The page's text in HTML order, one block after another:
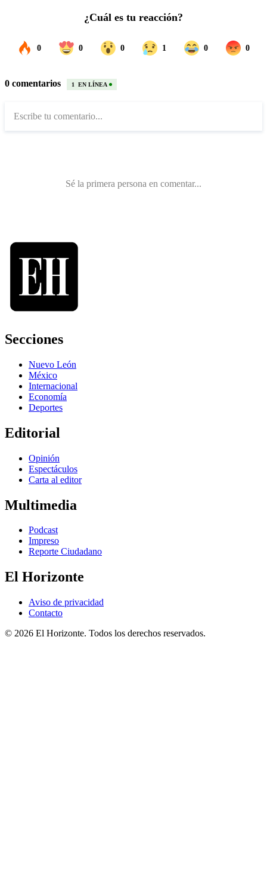
Secciones
Nuevo León
México
Internacional
Economía
Deportes
Editorial
Opinión
Espectáculos
Carta al editor
Multimedia
Podcast
Impreso
Reporte Ciudadano
El Horizonte
Aviso de privacidad
Contacto
© 2026 El Horizonte. Todos los derechos reservados.